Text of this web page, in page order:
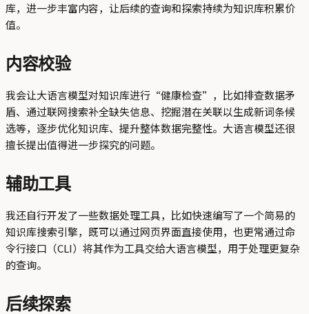
库，进一步丰富内容，让后续的查询和探索持续为知识库积累价
值。
内容校验
我会让大语言模型对知识库进行“健康检查”，比如排查数据矛
盾、通过联网搜索补全缺失信息、挖掘潜在关联以生成新词条候
选等，逐步优化知识库、提升整体数据完整性。大语言模型还很
擅长提出值得进一步探究的问题。
辅助工具
我还自行开发了一些数据处理工具，比如快速编写了一个简易的
知识库搜索引擎，既可以通过网页界面直接使用，也更常通过命
令行接口（CLI）将其作为工具交给大语言模型，用于处理更复杂
的查询。
后续探索